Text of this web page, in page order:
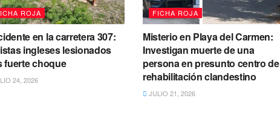
ROJA
en la carretera 307:
ingleses lesionados
fuerte choque
24, 2026
FICHA ROJA
Misterio en Playa del Carmen:
Investigan muerte de una
persona en presunto centro de
rehabilitación clandestino
JULIO 21, 2026